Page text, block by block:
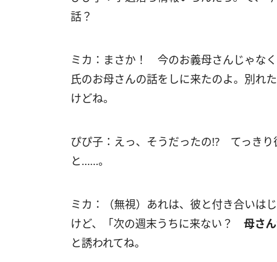
話？
ミカ：まさか！ 今のお義母さんじゃな
氏のお母さんの話をしに来たのよ。別れ
けどね。
ぴぴ子：えっ、そうだったの!? てっき
と……。
ミカ：（無視）あれは、彼と付き合いは
けど、「次の週末うちに来ない？ 母さ
と誘われてね。